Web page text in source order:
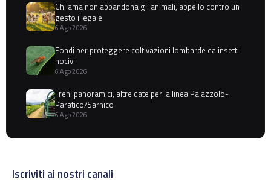
Chi ama non abbandona gli animali, appello contro un
gesto illegale
6 Ago 2026
Fondi per proteggere coltivazioni lombarde da insetti
nocivi
6 Ago 2026
Treni panoramici, altre date per la linea Palazzolo-
Paratico/Sarnico
6 Ago 2026
Iscriviti ai nostri canali